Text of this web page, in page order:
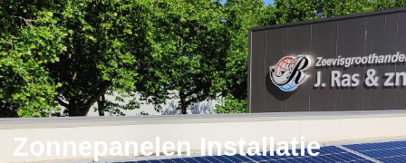
Zonnepanelen Installatie